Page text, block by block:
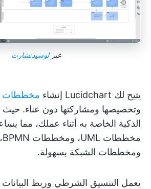
عبرلوسيدتشارت
يتيح لك Lucidchart إنشاء
مخططات
وتخصيصها ومشاركتها دون عناء. حيث
الذكية الخاصة به أثناء عملك، مما
ومخططات الشبكة بسهولة.
يعمل التنسيق الشرطي وربط